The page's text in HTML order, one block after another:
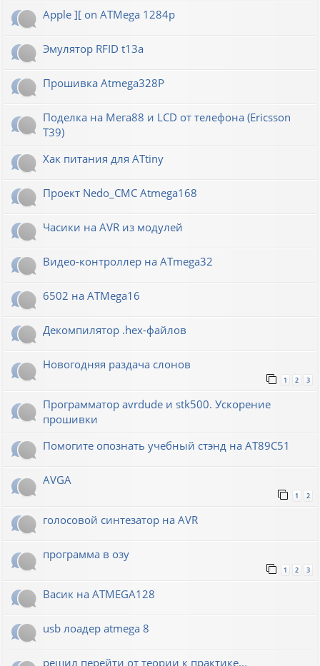
Apple ][ on ATMega 1284p
Эмулятор RFID t13a
Прошивка Atmega328P
Поделка на Мега88 и LCD от телефона (Ericsson
T39)
Хак питания для ATtiny
Проект Nedo_CMC Atmega168
Часики на AVR из модулей
Видео-контроллер на ATmega32
6502 на ATMega16
Декомпилятор .hex-файлов
Новогодняя раздача слонов
1 2 3
Программатор avrdude и stk500. Ускорение
прошивки
Помогите опознать учебный стэнд на AT89С51
AVGA
1 2
голосовой синтезатор на AVR
программа в озу
1 2 3
Васик на ATMEGA128
usb лоадер atmega 8
решил перейти от теории к практике...